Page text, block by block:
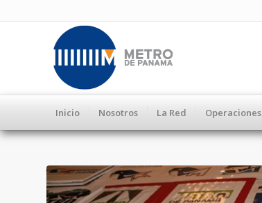
Inicio Nosotros La Red Operaciones